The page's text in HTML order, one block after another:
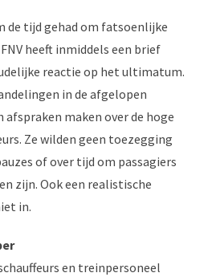
de tijd gehad om fatsoenlijke
heeft inmiddels een brief
reactie op het ultimatum.
in de afgelopen
afspraken maken over de hoge
Ze wilden geen toezegging
of over tijd om passagiers
zijn. Ook een realistische
in.
en treinpersoneel